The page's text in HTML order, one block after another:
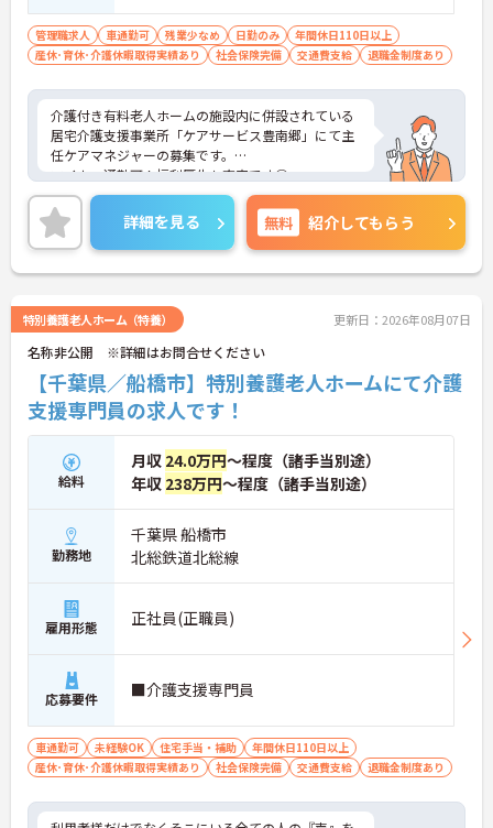
管理職求人 車通勤可 残業少なめ 日勤のみ
年間休日110日以上
産休･育休･介護休暇取得実績あり
社会保険完備 交通費支給 退職金制度あり
介護付き有料老人ホームの施設内に併設されている
居宅介護支援事業所「ケアサービス豊南郷」にて主
任ケアマネジャーの募集です。
マイカー通勤可！福利厚生も充実です◎
年間休日120日以上としっかりお休みも取得出来る
ので、ワークライフバランスを大切にしたい方にオ
ススメ★
ご興味ある方には、面接対策ポイントなど、さらに
詳細をお話しいたしますのでお気軽にご相談くださ
詳細を見る 無料 紹介してもらう
特別養護老人ホーム（特養） 更新日：2026年08月07日
名称非公開 ※詳細はお問合せください
【千葉県／船橋市】特別養護老人ホームにて介護
支援専門員の求人です！
給料
月収 24.0万円～程度（諸手当別途）
年収 238万円～程度（諸手当別途）
勤務地
千葉県 船橋市
北総鉄道北総線
雇用形態 正社員(正職員)
応募要件 ■介護支援専門員
車通勤可 未経験OK 住宅手当・補助
年間休日110日以上
産休･育休･介護休暇取得実績あり
社会保険完備 交通費支給 退職金制度あり